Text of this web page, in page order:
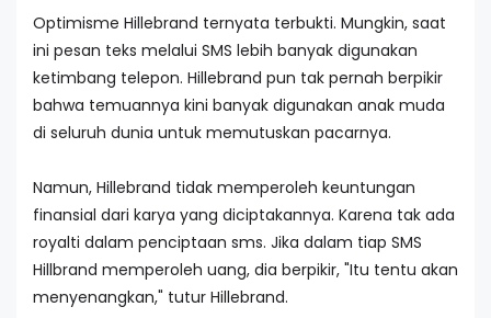
Optimisme Hillebrand ternyata terbukti. Mungkin, saat
ini pesan teks melalui SMS lebih banyak digunakan
ketimbang telepon. Hillebrand pun tak pernah berpikir
bahwa temuannya kini banyak digunakan anak muda
di seluruh dunia untuk memutuskan pacarnya.
Namun, Hillebrand tidak memperoleh keuntungan
finansial dari karya yang diciptakannya. Karena tak ada
royalti dalam penciptaan sms. Jika dalam tiap SMS
Hillbrand memperoleh uang, dia berpikir, "Itu tentu akan
menyenangkan," tutur Hillebrand.